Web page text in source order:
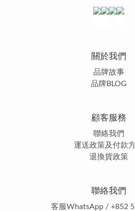
關於我們
品牌故事
品牌BLOG
顧客服務
聯絡我們
運送政策及付款
退換貨政策
聯絡我們
客服WhatsApp / +852